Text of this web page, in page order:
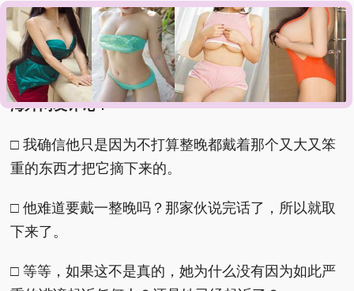
曝理想CEO李想将迎来第六娃 婚外试管丈夫声称离婚5个0不属实 上
海雪花膏破产 员工用代码17小时删光公司89TB数据
两名女店员被炸
身亡震动日本
海外网友评论：
□ 我确信他只是因为不打算整晚都戴着那个又大又笨
重的东西才把它摘下来的。
□ 他难道要戴一整晚吗？那家伙说完话了，所以就取
下来了。
□ 等等，如果这不是真的，她为什么没有因为如此严